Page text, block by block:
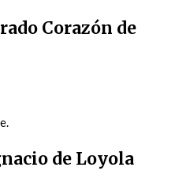
Corazón de
de Loyola